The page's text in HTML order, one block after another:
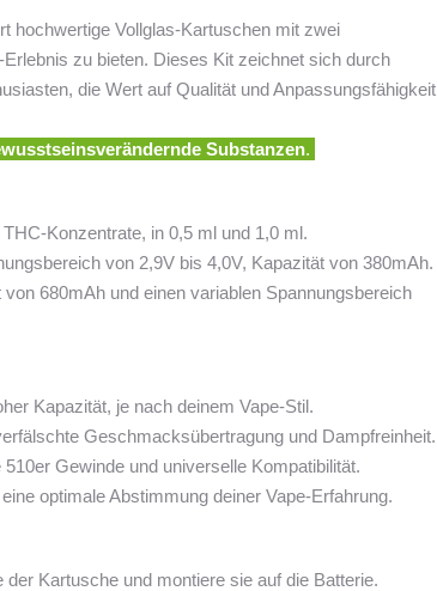
hochwertige Vollglas-Kartuschen mit zwei
zu bieten. Dieses Kit zeichnet sich durch
die Wert auf Qualität und Anpassungsfähigkeit
Substanzen.
Konzentrate, in 0,5 ml und 1,0 ml.
von 2,9V bis 4,0V, Kapazität von 380mAh.
680mAh und einen variablen Spannungsbereich
Kapazität, je nach deinem Vape-Stil.
Geschmacksübertragung und Dampfreinheit.
Gewinde und universelle Kompatibilität.
optimale Abstimmung deiner Vape-Erfahrung.
Kartusche und montiere sie auf die Batterie.